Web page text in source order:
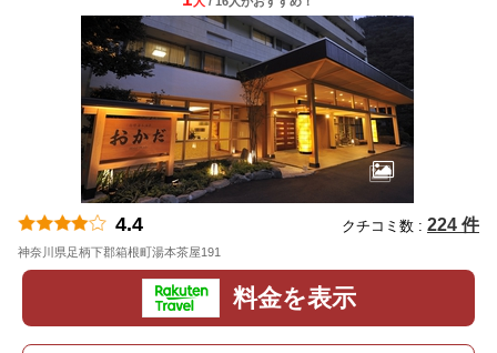
4.4 クチコミ数 : 224 件
神奈川県足柄下郡箱根町湯本茶屋191
料金を表示